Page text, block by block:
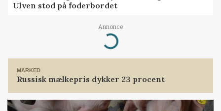
Ulven stod på foderbordet
Annonce
Loading...
MARKED
Russisk mælkepris dykker 23 procent